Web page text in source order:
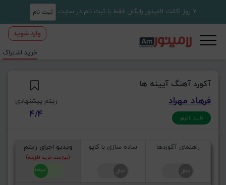
7 روز اکانت لامینور رایگان فقط با ثبت نام در سایت ثبت نام
وارد شوید
خرید اشتراک
آکورد آهنگ آیینه ها
فرهاد مهراد
تأیید لامینور
ریتم پیشنهادی
4/4
راهنمای آکوردها ساده سازی با کاپو ویدیو اجرای ریتم
(نیازمند خرید افزونه)